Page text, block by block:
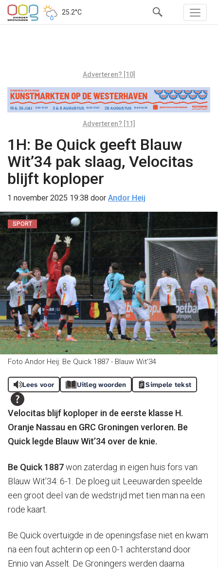
25.2°C
Adverteren? [10]
Adverteren? [11]
1H: Be Quick geeft Blauw
Wit’34 pak slaag, Velocitas
blijft koploper
1 november 2025 19:38 door Andor Heij
SPORT
Foto Andor Heij: Be Quick 1887 - Blauw Wit'34
Lees voor Uitleg woorden Simpele tekst
Velocitas blijf koploper in de eerste klasse H.
Oranje Nassau en GRC Groningen verloren. Be
Quick legde Blauw Wit’34 over de knie.
Be Quick 1887won zaterdag in eigen huis fors van
Blauw Wit’34: 6-1. De ploeg uit Leeuwarden speelde
een groot deel van de wedstrijd met tien man na een
rode kaart.
Be Quick overtuigde in de openingsfase niet en kwam
na een fout achterin op een 0-1 achterstand door
Ennio van Asselt. De Groningers werden daarna